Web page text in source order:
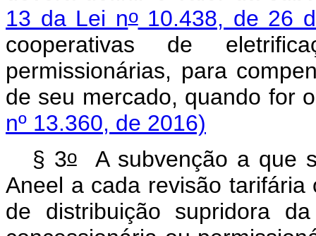
13 da Lei no10.438, de 26
cooperativas de
permissionárias, para
de seu mercado,
nº 13.360, de 2016)
§ 3oA subvenção a que
Aneel a cada revisão
de distribuição supridora